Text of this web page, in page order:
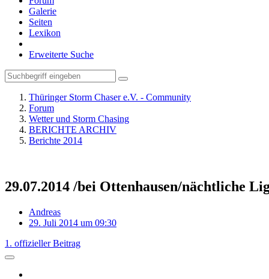
Galerie
Seiten
Lexikon
Erweiterte Suche
Thüringer Storm Chaser e.V. - Community
Forum
Wetter und Storm Chasing
BERICHTE ARCHIV
Berichte 2014
29.07.2014 /bei Ottenhausen/nächtliche
Andreas
29. Juli 2014 um 09:30
1. offizieller Beitrag